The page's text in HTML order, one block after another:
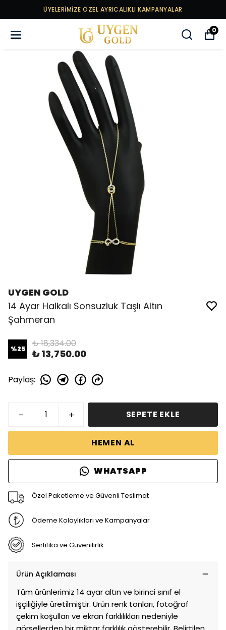
ÜYELERİMİZE ÖZEL AYRICALIKLI KAMPANYALAR
0
UYGEN GOLD
14 Ayar Halkalı Sonsuzluk Taşlı Altın
Şahmeran
%25 ₺ 18,334.00
₺ 13,750.00
Paylaş:
SEPETE EKLE
HEMEN AL
WHATSAPP
Özel Paketleme ve Güvenli Teslimat
Ödeme Kolaylıkları ve Kampanyalar
Sertifika ve Güvenilirlik
Ürün Açıklaması
Tüm ürünlerimiz 14 ayar altın ve birinci sınıf el
işçiliğiyle üretilmiştir. Ürün renk tonları, fotoğraf
çekim koşulları ve ekran farklılıkları nedeniyle